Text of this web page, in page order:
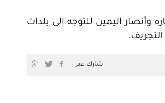
اليمين للتوجه الى بلدات
شارك عبر